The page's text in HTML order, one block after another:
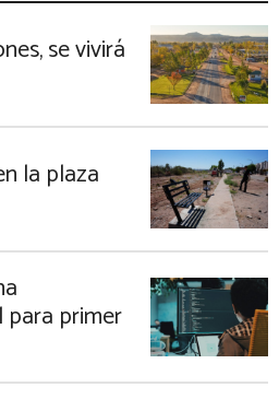
se vivirá
la plaza
primer